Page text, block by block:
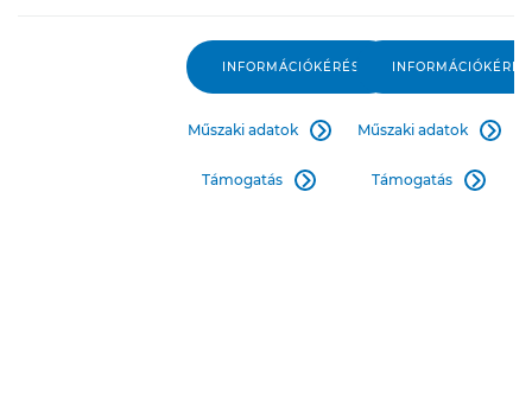
INFORMÁCIÓKÉRÉS
Műszaki adatok 
Támogatás 
INFORMÁCIÓKÉRÉS
Műszaki adatok 
Támogatás 